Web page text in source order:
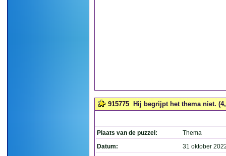
915775 Hij begrijpt het thema niet.
Plaats van de puzzel:
Thema
Datum:
31 oktober